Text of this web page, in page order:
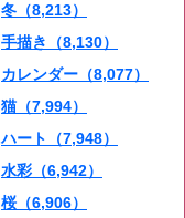
冬（8,213）
手描き（8,130）
カレンダー（8,077）
猫（7,994）
ハート（7,948）
水彩（6,942）
桜（6,906）